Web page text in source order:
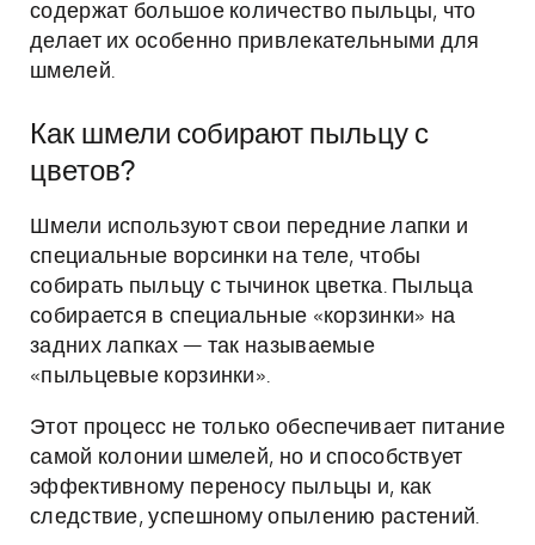
содержат большое количество пыльцы, что
делает их особенно привлекательными для
шмелей.
Как шмели собирают пыльцу с
цветов?
Шмели используют свои передние лапки и
специальные ворсинки на теле, чтобы
собирать пыльцу с тычинок цветка. Пыльца
собирается в специальные «корзинки» на
задних лапках — так называемые
«пыльцевые корзинки».
Этот процесс не только обеспечивает питание
самой колонии шмелей, но и способствует
эффективному переносу пыльцы и, как
следствие, успешному опылению растений.